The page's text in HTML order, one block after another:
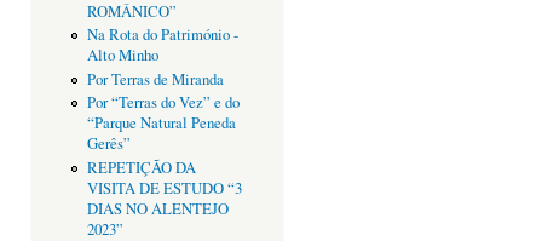
ROMÂNICO”
Na Rota do Património -
Alto Minho
Por Terras de Miranda
Por “Terras do Vez” e do
“Parque Natural Peneda
Gerês”
REPETIÇÃO DA
VISITA DE ESTUDO “3
DIAS NO ALENTEJO
2023”